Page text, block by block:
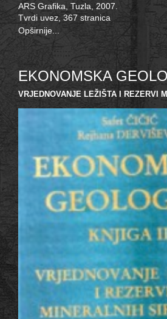
ARS Grafika, Tuzla, 2007.
Tvrdi uvez, 367 stranica
Opširnije...
EKONOMSKA
VRJEDNOVANJE LEŽIŠTA I REZERVI